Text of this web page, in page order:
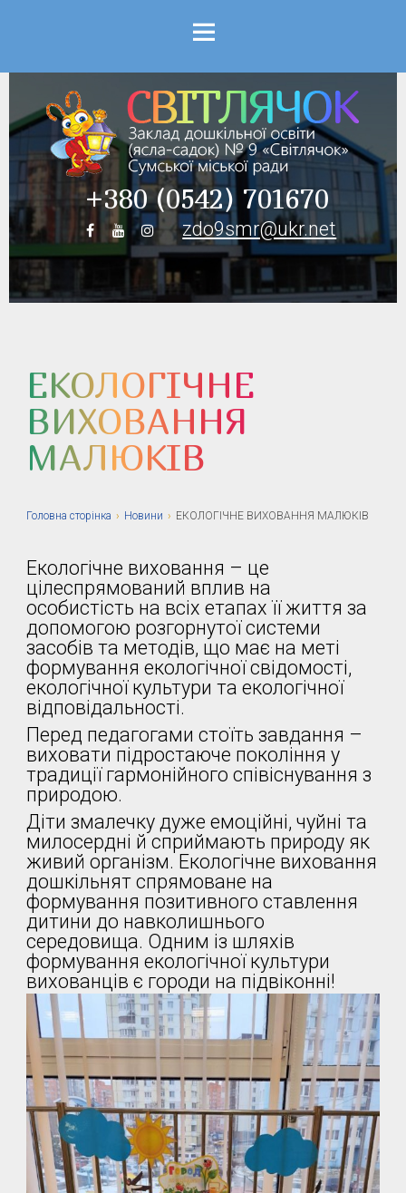
+380 (0542) 701670
zdo9smr@ukr.net
Menu
ЕКОЛОГІЧНЕ
ВИХОВАННЯ
МАЛЮКІВ
Головна сторiнка › Новини › ЕКОЛОГІЧНЕ ВИХОВАННЯ МАЛЮКІВ
Екологічне виховання – це
цілеспрямований вплив на
особистість на всіх етапах її життя за
допомогою розгорнутої системи
засобів та методів, що має на меті
формування екологічної свідомості,
екологічної культури та екологічної
відповідальності.
Перед педагогами стоїть завдання –
виховати підростаюче покоління у
традиції гармонійного співіснування з
природою.
Діти змалечку дуже емоційні, чуйні та
милосердні й сприймають природу як
живий організм. Екологічне виховання
дошкільнят спрямоване на
формування позитивного ставлення
дитини до навколишнього
середовища. Одним із шляхів
формування екологічної культури
вихованців є городи на підвіконні!